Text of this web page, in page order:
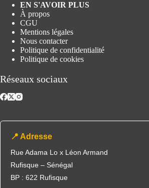
EN S'AVOIR PLUS
À propos
CGU
Mentions légales
Nous contacter
Politique de confidentialité
Politique de cookies
Réseaux sociaux
📍 Adresse
Rue Adama Lo x Léon Armand
Rufisque – Sénégal
BP : 622 Rufisque